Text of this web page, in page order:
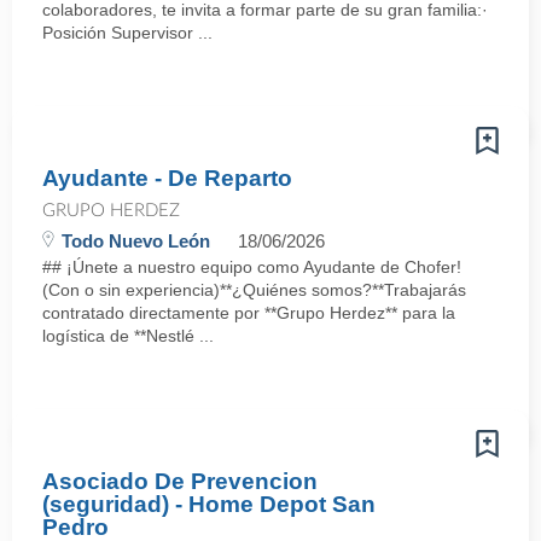
colaboradores, te invita a formar parte de su gran familia:·
Posición Supervisor ...
Ayudante - De Reparto
GRUPO HERDEZ
Todo Nuevo León 18/06/2026
## ¡Únete a nuestro equipo como Ayudante de Chofer!
(Con o sin experiencia)**¿Quiénes somos?**Trabajarás
contratado directamente por **Grupo Herdez** para la
logística de **Nestlé ...
Asociado De Prevencion
(seguridad) - Home Depot San
Pedro